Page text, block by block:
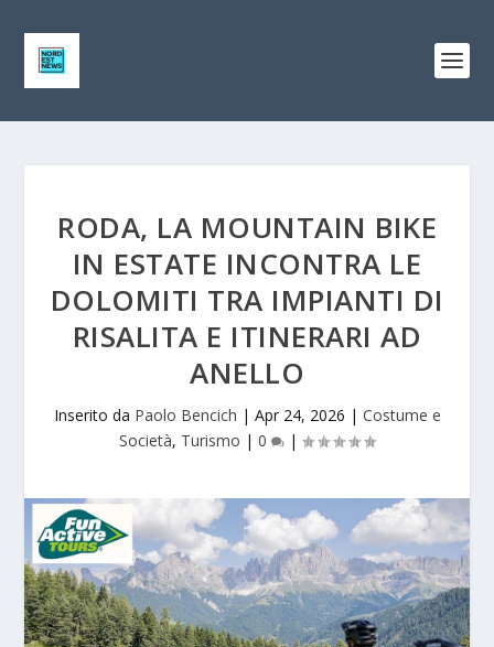
RODA, LA MOUNTAIN BIKE
IN ESTATE INCONTRA LE
DOLOMITI TRA IMPIANTI DI
RISALITA E ITINERARI AD
ANELLO
Inserito da Paolo Bencich | Apr 24, 2026 | Costume e
Società, Turismo | 0 |